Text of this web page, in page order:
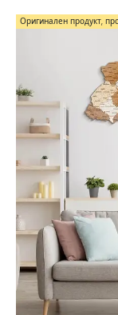
Оригинален продукт,